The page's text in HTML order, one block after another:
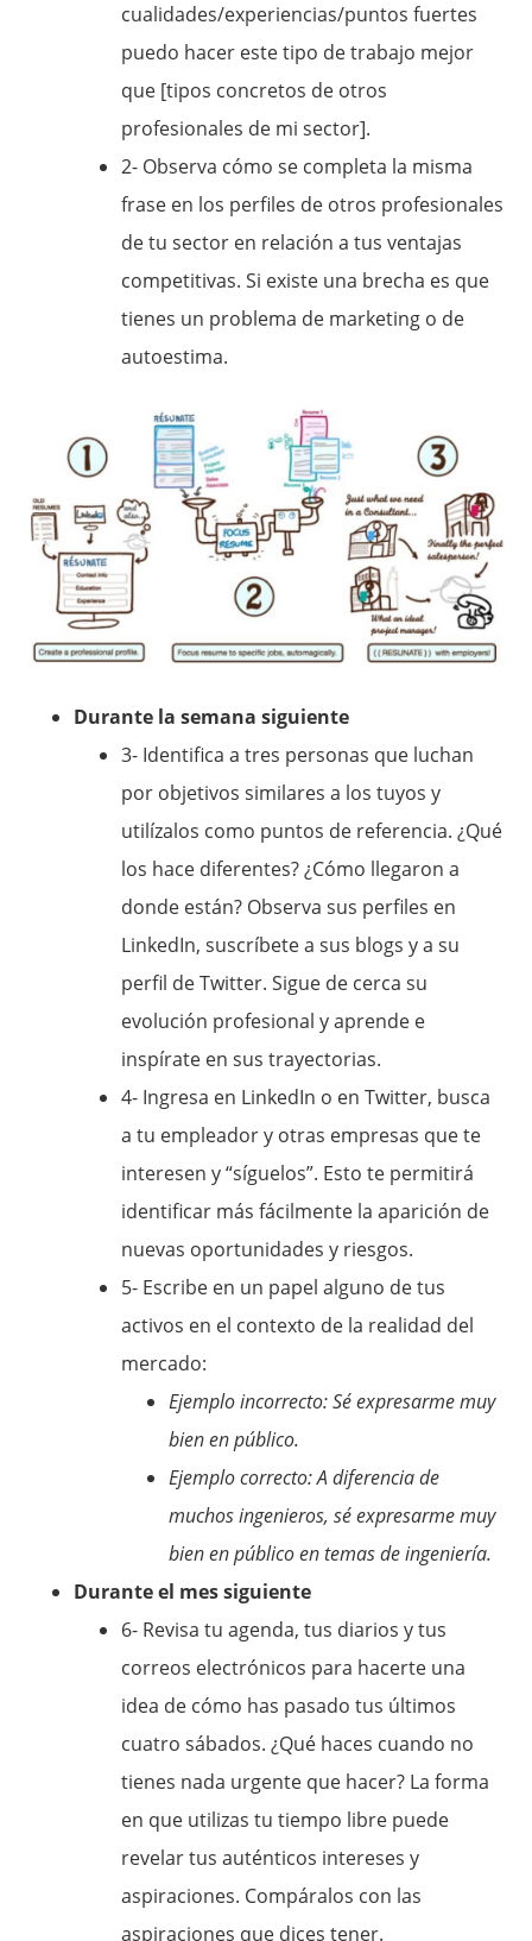
cualidades/experiencias/puntos fuertes
puedo hacer este tipo de trabajo mejor
que [tipos concretos de otros
profesionales de mi sector].
2- Observa cómo se completa la misma
frase en los perfiles de otros profesionales
de tu sector en relación a tus ventajas
competitivas. Si existe una brecha es que
tienes un problema de marketing o de
autoestima.
Durante la semana siguiente
3- Identifica a tres personas que luchan
por objetivos similares a los tuyos y
utilízalos como puntos de referencia. ¿Qué
los hace diferentes? ¿Cómo llegaron a
donde están? Observa sus perfiles en
LinkedIn, suscríbete a sus blogs y a su
perfil de Twitter. Sigue de cerca su
evolución profesional y aprende e
inspírate en sus trayectorias.
4- Ingresa en LinkedIn o en Twitter, busca
a tu empleador y otras empresas que te
interesen y “síguelos”. Esto te permitirá
identificar más fácilmente la aparición de
nuevas oportunidades y riesgos.
5- Escribe en un papel alguno de tus
activos en el contexto de la realidad del
mercado:
Ejemplo incorrecto: Sé expresarme muy
bien en público.
Ejemplo correcto: A diferencia de
muchos ingenieros, sé expresarme muy
bien en público en temas de ingeniería.
Durante el mes siguiente
6- Revisa tu agenda, tus diarios y tus
correos electrónicos para hacerte una
idea de cómo has pasado tus últimos
cuatro sábados. ¿Qué haces cuando no
tienes nada urgente que hacer? La forma
en que utilizas tu tiempo libre puede
revelar tus auténticos intereses y
aspiraciones. Compáralos con las
aspiraciones que dices tener.